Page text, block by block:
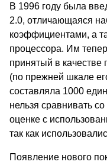
В 1996 году была
2.0, отличающаяся
коэффициентами, а
процессора. Им
принятый в качестве
(по прежней шкале
составляла 1000
нельзя сравнивать
оценке с
так как
Появление нового